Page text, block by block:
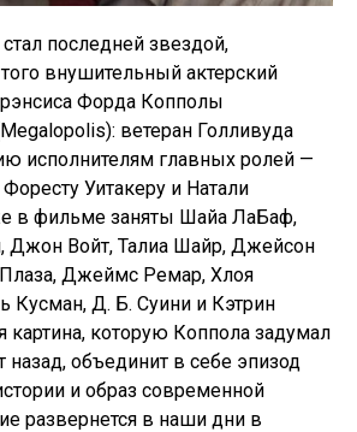
последней звездой,
внушительный актерский
Форда Копполы
ветеран Голливуда
исполнителям главных ролей —
Уитакеру и Натали
в фильме заняты Шайа ЛаБаф,
Джон Войт, Талиа Шайр, Джейсон
Джеймс Ремар, Хлоя
Кусман, Д. Б. Суини и Кэтрин
картина, которую Коппола задумал
назад, объединит в себе эпизод
и образ современной
развернется в наши дни в